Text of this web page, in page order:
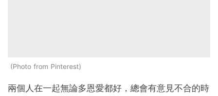
Photo from Pinterest
兩個人在一起無論多恩愛都好，總會有意見不合的時